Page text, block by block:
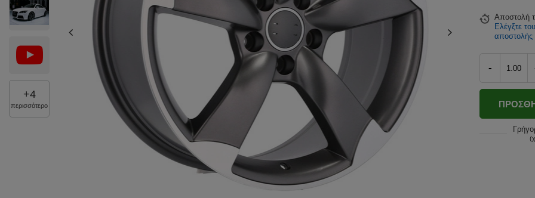
+4
περισσότερο
Αποστολή
Ελέγξτε
αποστολής
-